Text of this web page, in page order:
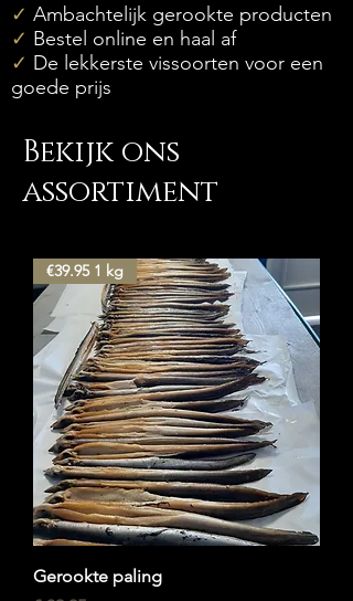
✓ Ambachtelijk gerookte producten
✓ Bestel online en haal af
✓ De lekkerste vissoorten voor een
goede prijs
Bekijk ons
assortiment
€39.95 1 kg
Gerookte paling